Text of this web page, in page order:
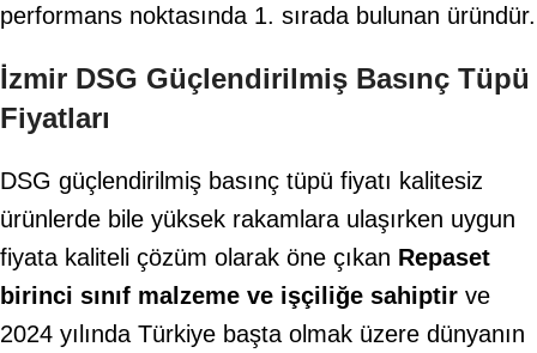
performans noktasında 1. sırada bulunan üründür.
İzmir DSG Güçlendirilmiş Basınç Tüpü
Fiyatları
DSG güçlendirilmiş basınç tüpü fiyatı kalitesiz
ürünlerde bile yüksek rakamlara ulaşırken uygun
fiyata kaliteli çözüm olarak öne çıkan Repaset
birinci sınıf malzeme ve işçiliğe sahiptir ve
2024 yılında Türkiye başta olmak üzere dünyanın